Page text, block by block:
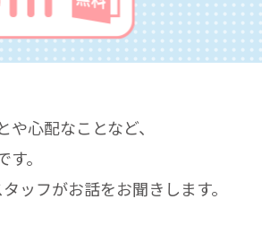
心配なことなど、
。
ッフがお話をお聞きします。